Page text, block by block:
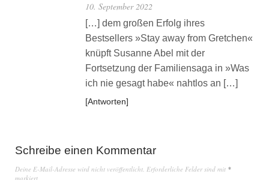
10. September 2022
[…] dem großen Erfolg ihres
Bestsellers »Stay away from Gretchen«
knüpft Susanne Abel mit der
Fortsetzung der Familiensaga in »Was
ich nie gesagt habe« nahtlos an […]
Antworten
Schreibe einen Kommentar
Deine E-Mail-Adresse wird nicht veröffentlicht. Erforderliche Felder sind mit *
markiert